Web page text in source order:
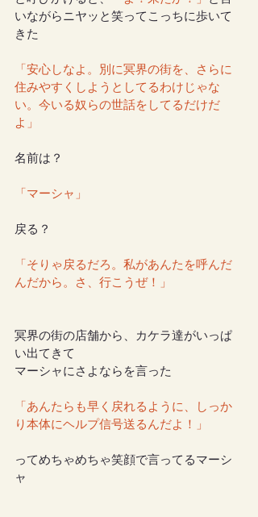
いながらニヤッと笑ってこっちに歩いて
きた
「安心しなよ。別に冥界の街を、さらに
住みやすくしようとしてるわけじゃな
い。今いる奴らの世話をしてるだけだ
よ」
名前は？
「マーシャ」
戻る？
「そりゃ戻るだろ。私があんたを呼んだ
んだから。さ、行こうぜ！」
冥界の街の店舗から、カケラ達がいっぱ
い出てきて
マーシャにさよならを言った
「あんたらも早く戻れるように、しっか
り本体にヘルプ信号送るんだよ！」
ってめちゃめちゃ笑顔で言ってるマーシ
ャ